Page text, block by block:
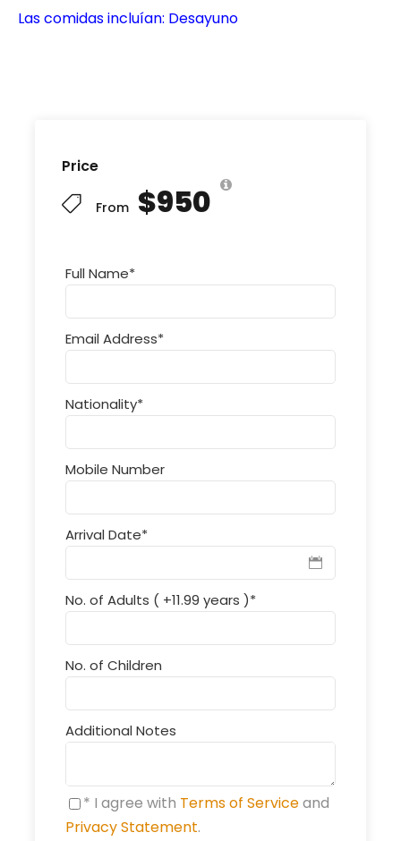
Price
From $950
Full Name*
Email Address*
Nationality*
Mobile Number
Arrival Date*
No. of Adults ( +11.99 years )*
No. of Children
Additional Notes
* I agree with Terms of Serviceand
Privacy Statement.
Las comidas incluían: Desayuno